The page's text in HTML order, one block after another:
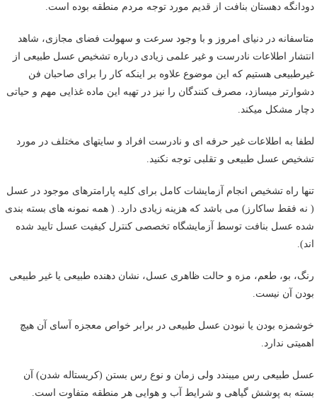
دودانگه دهستان بنافت از قدیم مورد توجه مردم منطقه بوده است.
متاسفانه در دنیای امروز و با وجود سرعت و سهولت فضای مجازی، شاهد
انتشار اطلاعات نادرست و غیر علمی زیادی درباره تشخیص عسل طبیعی از
غیرطبیعی هستیم که این موضوع علاوه بر اینکه کار را برای صاحبان فن
دشوارتر میسازد، مصرف کنندگان را نیز در تهیه این ماده غذایی مهم و حیاتی
دچار مشکل میکند.
لطفا به اطلاعات غیر حرفه ای و نادرست افراد و سایتهای مختلف در مورد
تشخیص عسل طبیعی و تقلبی توجه نکنید.
تنها راه تشخیص انجام آزمایشات کامل برای کلیه پارامترهای موجود در عسل
( نه فقط ساکارز) می باشد که هزینه زیادی دارد. ( همه نمونه های بسته بندی
شده عسل بنافت توسط آزمایشگاه تخصصی کنترل کیفیت عسل تایید شده
اند).
رنگ، بو، طعم، مزه و حالت ظاهری عسل، نشان دهنده طبیعی یا غیر طبیعی
بودن آن نیست.
خوشمزه بودن یا نبودن عسل طبیعی در برابر خواص معجزه آسای آن هیچ
اهمیتی ندارد.
عسل طبیعی رس میبندد ولی زمان و نوع رس بستن (کریستاله شدن) آن
بسته به پوشش گیاهی و شرایط آب و هوایی هر منطقه متفاوت است.